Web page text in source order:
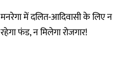
मनरेगा में दलित-आदिवासी के लिए न
रहेगा फंड, न मिलेगा रोजगार!